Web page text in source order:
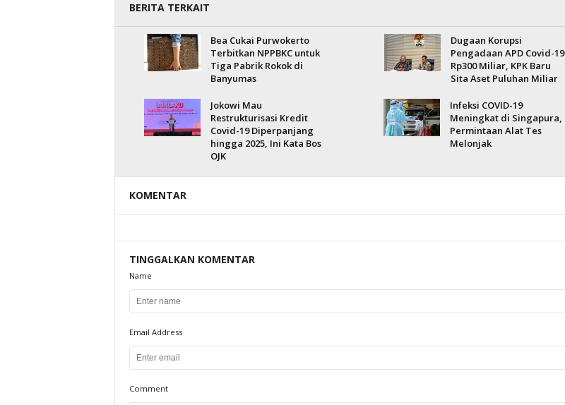
BERITA TERKAIT
Bea Cukai Purwokerto
Terbitkan NPPBKC untuk
Tiga Pabrik Rokok di
Banyumas
Dugaan Korupsi
Pengadaan APD Covid-19
Rp300 Miliar, KPK Baru
Sita Aset Puluhan Miliar
Jokowi Mau
Restrukturisasi Kredit
Covid-19 Diperpanjang
hingga 2025, Ini Kata Bos
OJK
Infeksi COVID-19
Meningkat di Singapura,
Permintaan Alat Tes
Melonjak
KOMENTAR
TINGGALKAN KOMENTAR
Name
Email Address
Comment